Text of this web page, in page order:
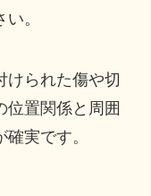
。
けられた傷や切
位置関係と周囲
実です。